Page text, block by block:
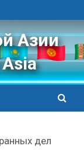
Азии
дел